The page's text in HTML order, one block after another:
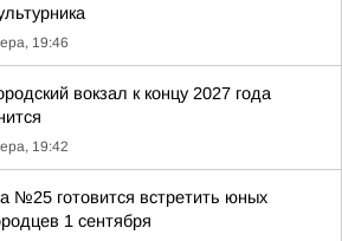
19:46
вокзал к концу 2027 года
19:42
№25 готовится встретить юных
1 сентября